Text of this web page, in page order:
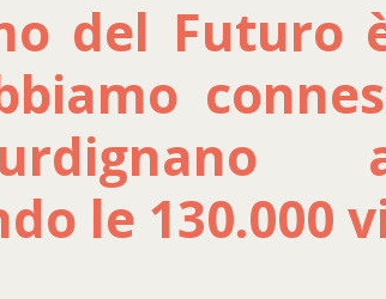
del Futuro
le 130.000